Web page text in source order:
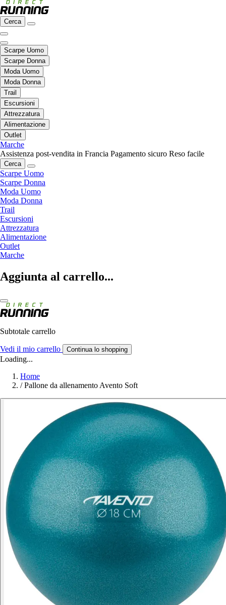
Cerca
Scarpe Uomo
Scarpe Donna
Moda Uomo
Moda Donna
Trail
Escursioni
Attrezzatura
Alimentazione
Outlet
Marche
Assistenza post-vendita in Francia Pagamento sicuro Reso facile
Cerca
Scarpe Uomo
Scarpe Donna
Moda Uomo
Moda Donna
Trail
Escursioni
Attrezzatura
Alimentazione
Outlet
Marche
Aggiunta al carrello...
Subtotale carrello
Vedi il mio carrello Continua lo shopping
Loading...
Home
/ Pallone da allenamento Avento Soft